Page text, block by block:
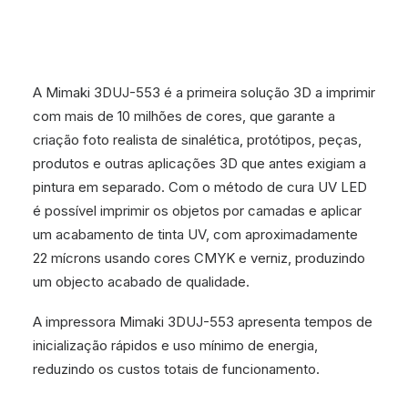
A Mimaki 3DUJ-553 é a primeira solução 3D a imprimir
com mais de 10 milhões de cores, que garante a
criação foto realista de sinalética, protótipos, peças,
produtos e outras aplicações 3D que antes exigiam a
pintura em separado. Com o método de cura UV LED
é possível imprimir os objetos por camadas e aplicar
um acabamento de tinta UV, com aproximadamente
22 mícrons usando cores CMYK e verniz, produzindo
um objecto acabado de qualidade.
A impressora Mimaki 3DUJ-553 apresenta tempos de
inicialização rápidos e uso mínimo de energia,
reduzindo os custos totais de funcionamento.